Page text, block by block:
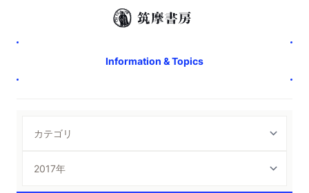
Information & Topics